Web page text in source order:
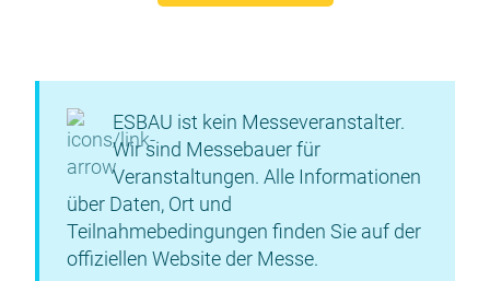
ESBAU ist kein Messeveranstalter.
Wir sind Messebauer für
Veranstaltungen. Alle Informationen
über Daten, Ort und
Teilnahmebedingungen finden Sie auf der
offiziellen Website der Messe.